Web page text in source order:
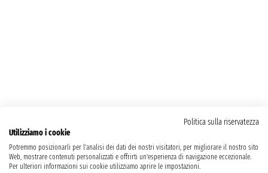
Politica sulla riservatezza
Utilizziamo i cookie
Potremmo posizionarli per l'analisi dei dati dei nostri visitatori, per migliorare il nostro sito
Web, mostrare contenuti personalizzati e offrirti un'esperienza di navigazione eccezionale.
Per ulteriori informazioni sui cookie utilizziamo aprire le impostazioni.